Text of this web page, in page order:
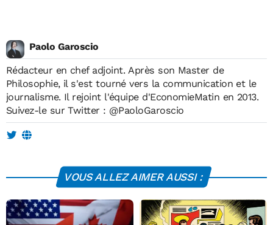
Paolo Garoscio
Rédacteur en chef adjoint. Après son Master de
Philosophie, il s'est tourné vers la communication et le
journalisme. Il rejoint l'équipe d'EconomieMatin en 2013.
Suivez-le sur Twitter : @PaoloGaroscio
VOUS ALLEZ AIMER AUSSI :